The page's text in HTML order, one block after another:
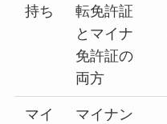
持ち
転免許証
とマイナ
免許証の
両方
マイ
マイナン